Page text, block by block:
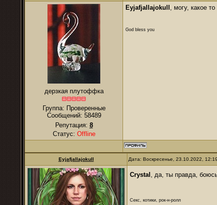
дерзкая плутоффка
Группа: Проверенные
Сообщений: 58489
Репутация: 8
Статус: Offline
Eyjafjallajokull , могу, какое
God bless you
Eyjafjallajokull Дата: Воскресенье, 23.10.2022,
Crystal , да, ты правда,
Секс, котики, рок-н-ролл